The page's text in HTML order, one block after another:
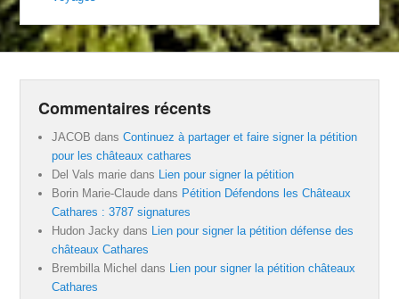
Commentaires récents
JACOB dansContinuez à partager et faire signer la pétition
pour les châteaux cathares
Del Vals marie dans Lien pour signer la pétition
Borin Marie-Claude dans Pétition Défendons les Châteaux
Cathares : 3787 signatures
Hudon Jacky dans Lien pour signer la pétition défense des
châteaux Cathares
Brembilla Michel dans Lien pour signer la pétition châteaux
Cathares